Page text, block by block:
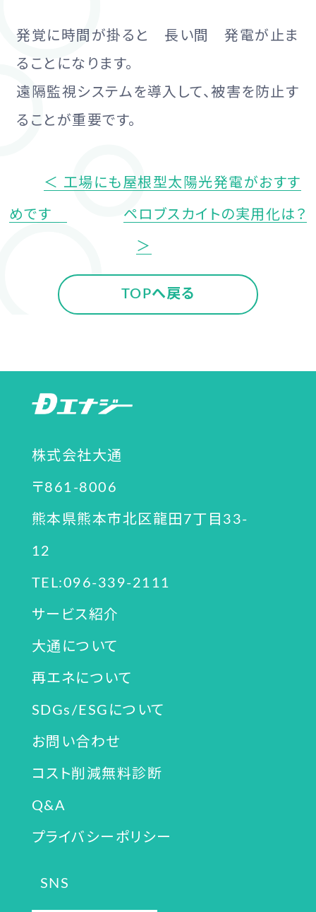
発覚に時間が掛ると 長い間 発電が止ま
ることになります。
遠隔監視システムを導入して、被害を防止す
ることが重要です。
＜ 工場にも屋根型太陽光発電がおすす
めです ペロブスカイトの実用化は？
＞
TOPへ戻る
株式会社大通
〒861-8006
熊本県熊本市北区龍田7丁目33-
12
TEL:096-339-2111
サービス紹介
大通について
再エネについて
SDGs/ESGについて
お問い合わせ
コスト削減無料診断
Q&A
プライバシーポリシー
SNS